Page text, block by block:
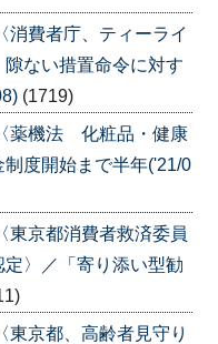
消費者庁、ティーライ
ない措置命令に対す
(1719)
薬機法 化粧品・健康
度開始まで半年('21/0
東京都消費者救済委員
〉／「寄り添い型勧
東京都、高齢者見守り